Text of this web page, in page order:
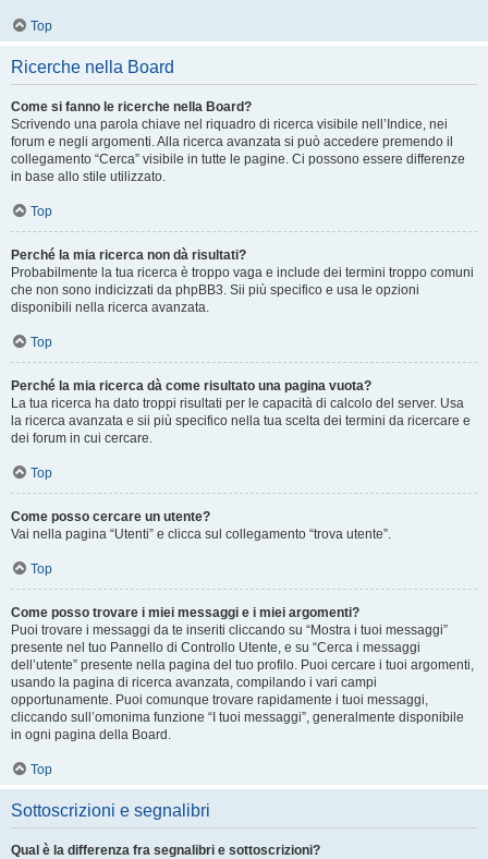
Top
Ricerche nella Board
Come si fanno le ricerche nella Board?
Scrivendo una parola chiave nel riquadro di ricerca visibile nell’Indice, nei
forum e negli argomenti. Alla ricerca avanzata si può accedere premendo il
collegamento “Cerca” visibile in tutte le pagine. Ci possono essere differenze
in base allo stile utilizzato.
Top
Perché la mia ricerca non dà risultati?
Probabilmente la tua ricerca è troppo vaga e include dei termini troppo comuni
che non sono indicizzati da phpBB3. Sii più specifico e usa le opzioni
disponibili nella ricerca avanzata.
Top
Perché la mia ricerca dà come risultato una pagina vuota?
La tua ricerca ha dato troppi risultati per le capacità di calcolo del server. Usa
la ricerca avanzata e sii più specifico nella tua scelta dei termini da ricercare e
dei forum in cui cercare.
Top
Come posso cercare un utente?
Vai nella pagina “Utenti” e clicca sul collegamento “trova utente”.
Top
Come posso trovare i miei messaggi e i miei argomenti?
Puoi trovare i messaggi da te inseriti cliccando su “Mostra i tuoi messaggi”
presente nel tuo Pannello di Controllo Utente, e su “Cerca i messaggi
dell’utente” presente nella pagina del tuo profilo. Puoi cercare i tuoi argomenti,
usando la pagina di ricerca avanzata, compilando i vari campi
opportunamente. Puoi comunque trovare rapidamente i tuoi messaggi,
cliccando sull’omonima funzione “I tuoi messaggi”, generalmente disponibile
in ogni pagina della Board.
Top
Sottoscrizioni e segnalibri
Qual è la differenza fra segnalibri e sottoscrizioni?